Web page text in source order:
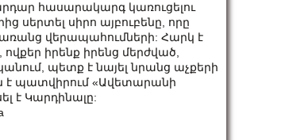
հասարակարգ կառուցելու
սերտել սիրո այբուբենը, որը
առանց վերապահումների: Հարկ է
իրենք իրենց մերժված,
պետք է նայել նրանց աչքերի
է պատվիրում «Ավետարանի
է Կարդինալը: